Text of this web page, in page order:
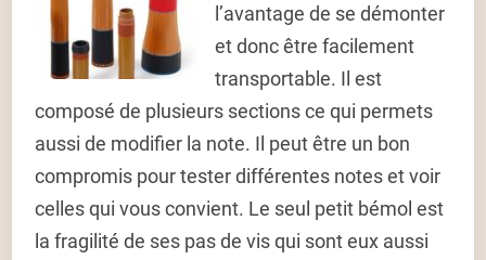
l’avantage de se démonter
et donc être facilement
transportable. Il est
composé de plusieurs sections ce qui permets
aussi de modifier la note. Il peut être un bon
compromis pour tester différentes notes et voir
celles qui vous convient. Le seul petit bémol est
la fragilité de ses pas de vis qui sont eux aussi